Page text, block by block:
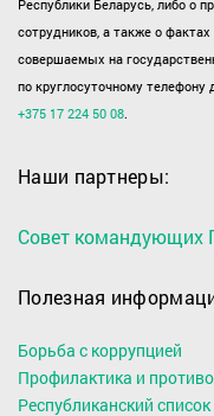
Республики Беларусь, либо о
сотрудников, а также о
совершаемых на
по круглосуточному телефону
+375 17 224 50 08.
Наши партнеры:
Совет командующих
Полезная
Борьба с коррупцией
Профилактика и
Республиканский